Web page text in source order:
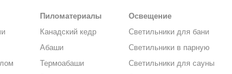
Пиломатериалы
Канадский кедр
Абаши
Термоабаши
Освещение
Светильники для бани
Светильники в парную
Светильники для сауны